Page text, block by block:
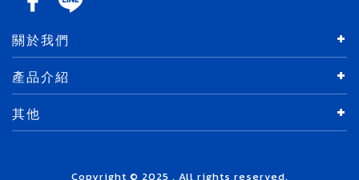
關於我們
產品介紹
其他
Copyright © 2025 . All rights reserved.